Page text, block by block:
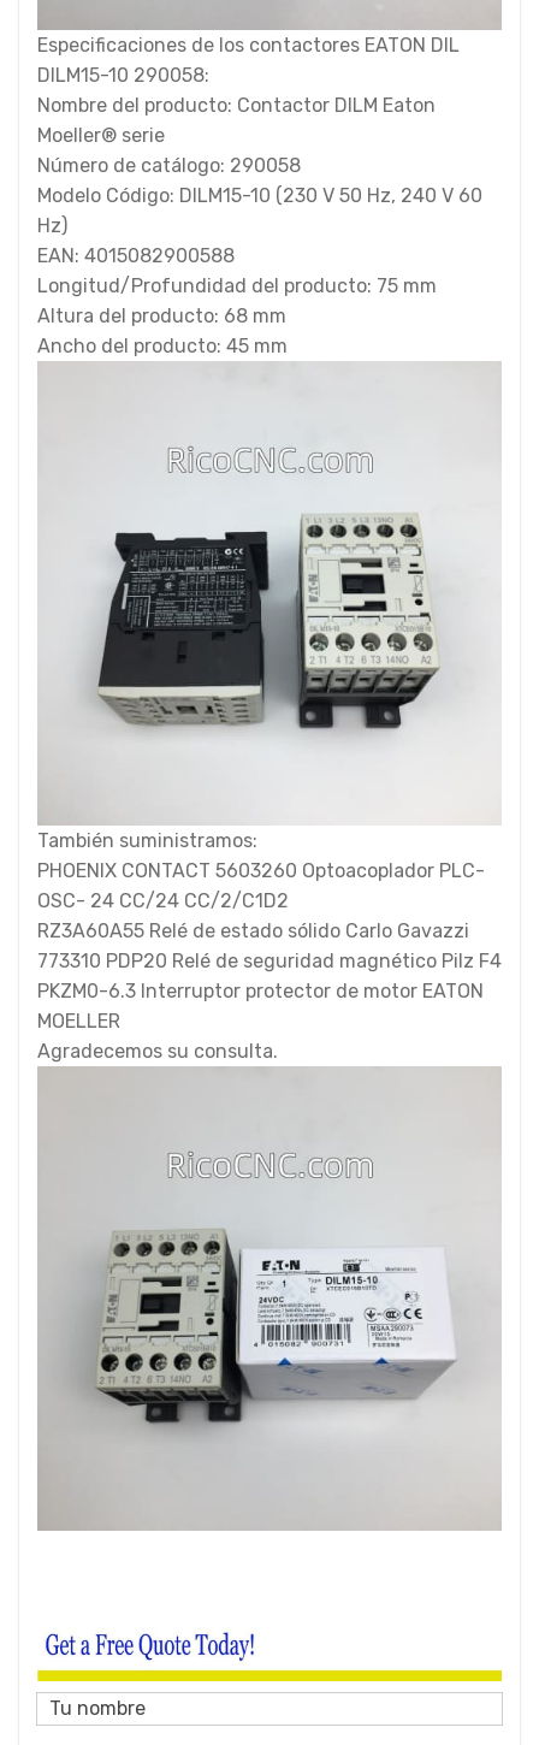
Especificaciones de los contactores EATON DIL
DILM15-10 290058:
Nombre del producto: Contactor DILM Eaton
Moeller® serie
Número de catálogo: 290058
Modelo Código: DILM15-10 (230 V 50 Hz, 240 V 60
Hz)
EAN: 4015082900588
Longitud/Profundidad del producto: 75 mm
Altura del producto: 68 mm
Ancho del producto: 45 mm
También suministramos:
PHOENIX CONTACT 5603260 Optoacoplador PLC-
OSC- 24 CC/24 CC/2/C1D2
RZ3A60A55 Relé de estado sólido Carlo Gavazzi
773310 PDP20 Relé de seguridad magnético Pilz F4
PKZM0-6.3 Interruptor protector de motor EATON
MOELLER
Agradecemos su consulta.